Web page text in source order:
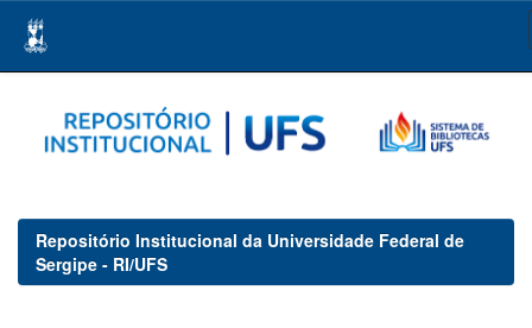
navigation
Repositório Institucional da Universidade Federal de
Sergipe - RI/UFS